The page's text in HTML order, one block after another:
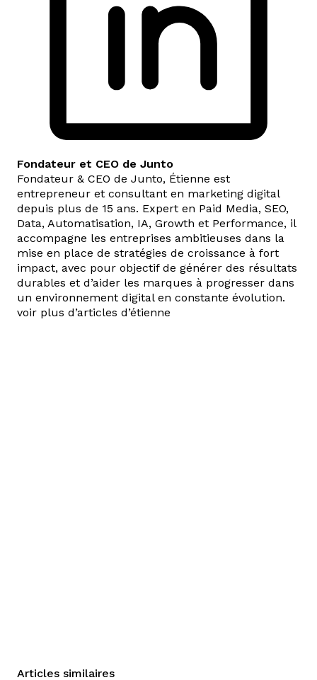
Fondateur et CEO de Junto
Fondateur & CEO de Junto, Étienne est
entrepreneur et consultant en marketing digital
depuis plus de 15 ans. Expert en Paid Media, SEO,
Data, Automatisation, IA, Growth et Performance, il
accompagne les entreprises ambitieuses dans la
mise en place de stratégies de croissance à fort
impact, avec pour objectif de générer des résultats
durables et d’aider les marques à progresser dans
un environnement digital en constante évolution.
voir plus d’articles d’étienne
Articles similaires